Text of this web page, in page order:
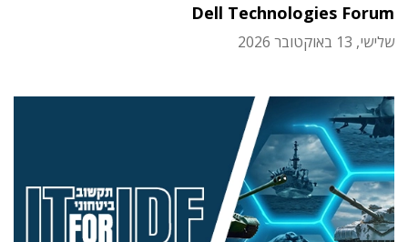
Dell Technologies Forum
שלישי, 13 באוקטובר 2026